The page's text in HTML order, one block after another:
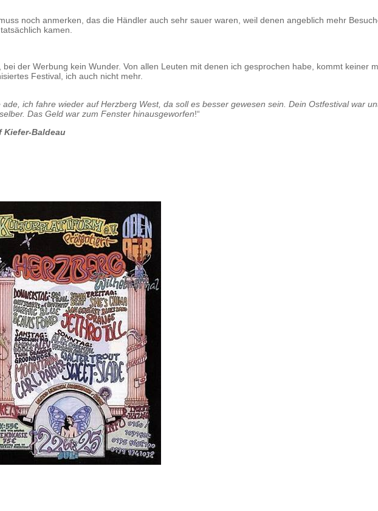
noch anmerken, das die Händler auch sehr sauer waren, weil denen angeblich mehr
kamen.
bei der Werbung kein Wunder. Von allen Leuten mit denen ich gesprochen habe, kommt keiner
Festival, ich auch nicht mehr.
ade, ich fahre wieder auf Herzberg West, da soll es besser gewesen sein. Dein Ostfestival war
Das Geld war zum Fenster hinausgeworfen!“
Kiefer-Baldeau